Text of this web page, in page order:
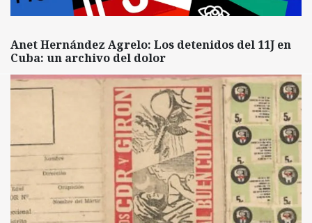
Anet Hernández Agrelo: Los detenidos del 11J en
Cuba: un archivo del dolor